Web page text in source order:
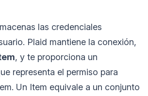
las credenciales
Plaid mantiene la conexión,
, y te proporciona un
representa el permiso para
Un Item equivale a un conjunto